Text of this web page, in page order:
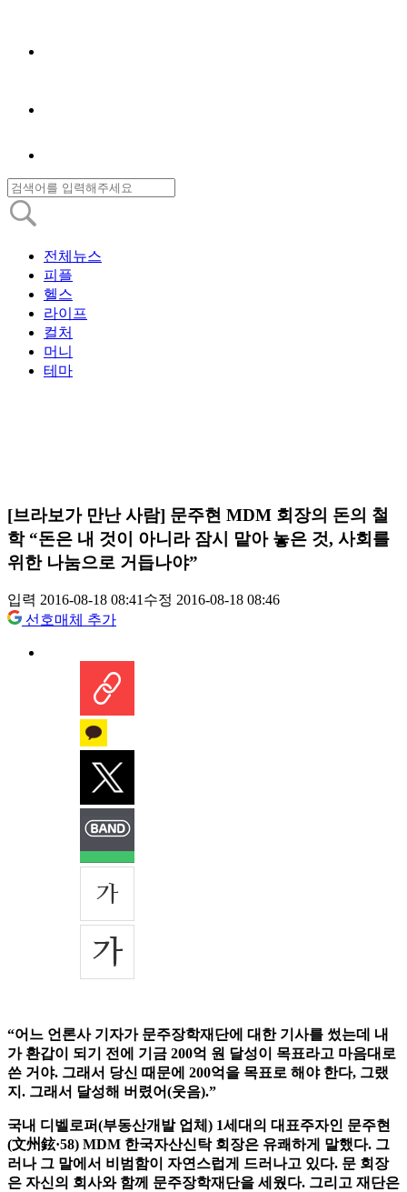
전체뉴스
피플
헬스
라이프
컬처
머니
테마
[브라보가 만난 사람] 문주현 MDM 회장의 돈의 철
학 “돈은 내 것이 아니라 잠시 맡아 놓은 것, 사회를
위한 나눔으로 거듭나야”
입력 2016-08-18 08:41수정 2016-08-18 08:46
선호매체 추가
“어느 언론사 기자가 문주장학재단에 대한 기사를 썼는데 내
가 환갑이 되기 전에 기금 200억 원 달성이 목표라고 마음대로
쓴 거야. 그래서 당신 때문에 200억을 목표로 해야 한다, 그랬
지. 그래서 달성해 버렸어(웃음).”
국내 디벨로퍼(부동산개발 업체) 1세대의 대표주자인 문주현
(文州鉉·58) MDM 한국자산신탁 회장은 유쾌하게 말했다. 그
러나 그 말에서 비범함이 자연스럽게 드러나고 있다. 문 회장
은 자신의 회사와 함께 문주장학재단을 세웠다. 그리고 재단은